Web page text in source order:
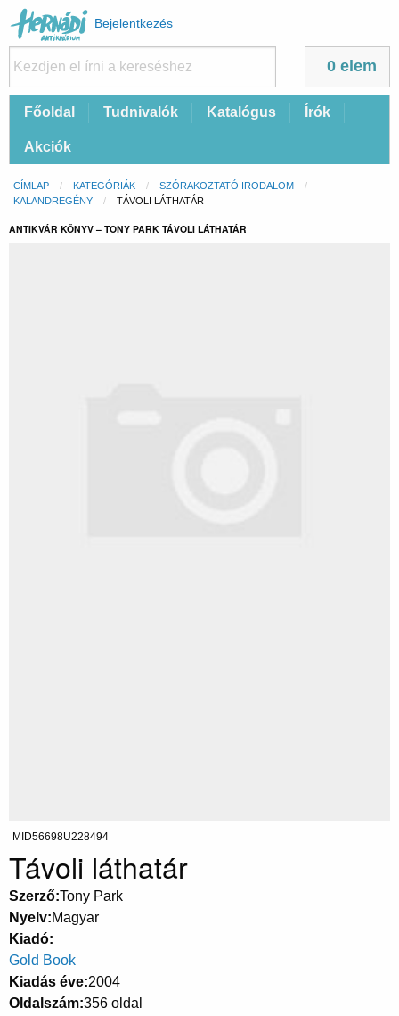
Felhasználói
fiók
menüje
Bejelentkezés
0 elem
FőFőoldal Tudnivalók Katalógus Írók
Akciók
Morzsa
CÍMLAP KATEGÓRIÁK
SZÓRAKOZTATÓ IRODALOM
KALANDREGÉNY
CURRENT:
TÁVOLI LÁTHATÁR
ANTIKVÁR KÖNYV – TONY PARK TÁVOLI LÁTHATÁR
MID56698U228494
Távoli láthatár
Szerző Tony Park
Nyelv Magyar
Kiadó
Gold Book
Kiadás éve 2004
Oldalszám 356 oldal